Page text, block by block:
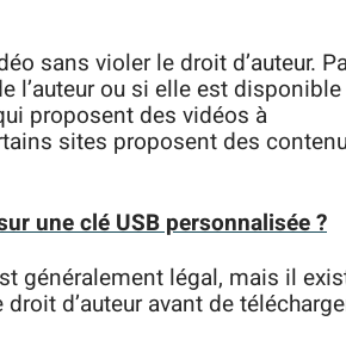
sans violer le droit d’auteur.
l’auteur ou si elle est disponible
proposent des vidéos à
sites proposent des
une clé USB personnalisée ?
généralement légal, mais il
d’auteur avant de